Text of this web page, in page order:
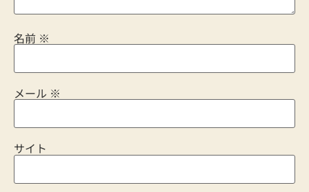
名前 ※
メール ※
サイト